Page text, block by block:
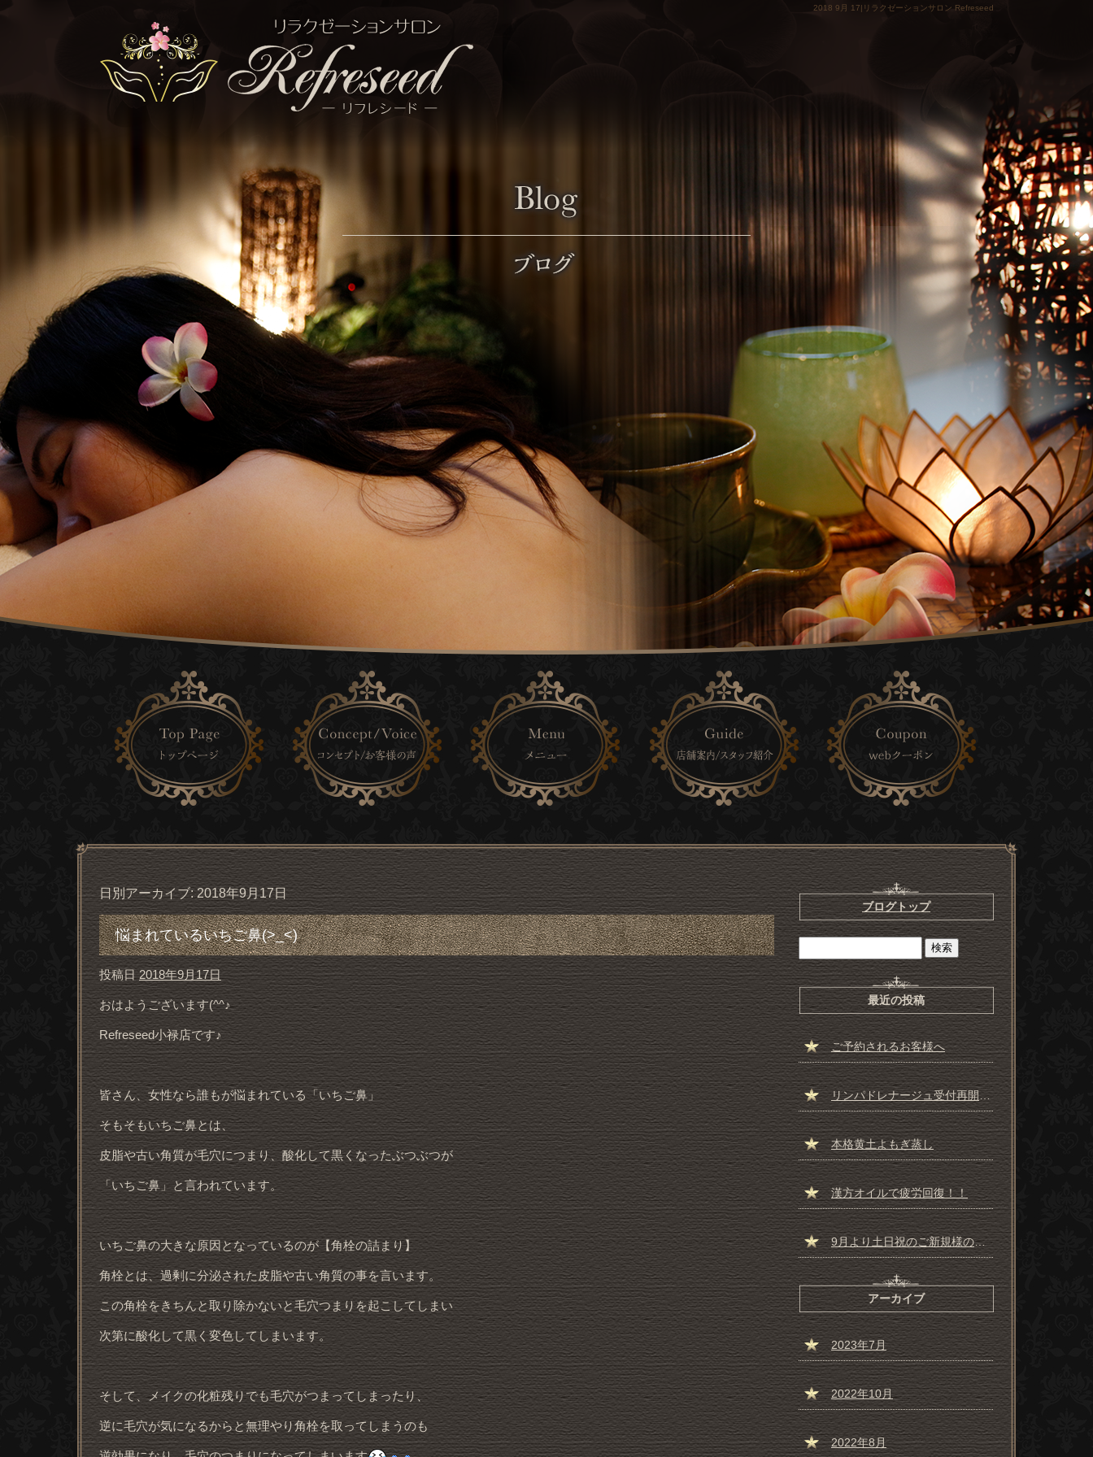
2018 9月 17|リラクゼーションサロン Refreseed
日別アーカイブ:2018年9月17日
悩まれているいちご鼻(>_<)
投稿日 2018年9月17日
おはようございます(^^♪
Refreseed小禄店です♪
皆さん、女性なら誰もが悩まれている「いちご鼻」
そもそもいちご鼻とは、
皮脂や古い角質が毛穴につまり、酸化して黒くなったぶつぶつが
「いちご鼻」と言われています。
いちご鼻の大きな原因となっているのが【角栓の詰まり】
角栓とは、過剰に分泌された皮脂や古い角質の事を言います。
この角栓をきちんと取り除かないと毛穴つまりを起こしてしまい
次第に酸化して黒く変色してしまいます。
そして、メイクの化粧残りでも毛穴がつまってしまったり、
逆に毛穴が気になるからと無理やり角栓を取ってしまうのも
ブログトップ
最近の投稿
ご予約されるお客様へ
リンパドレナージュ受付再開しました☆彡
本格黄土よもぎ蒸し
漢方オイルで疲労回復！！
9月より土日祝のご新規様の受付一時停止のお知らせ
アーカイブ
2023年7月
2022年10月
2022年8月